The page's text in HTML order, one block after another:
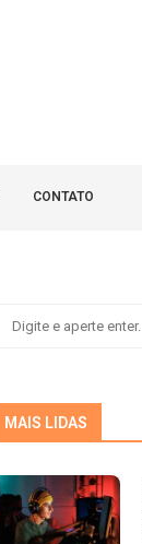
CONTATO
MAIS LIDAS